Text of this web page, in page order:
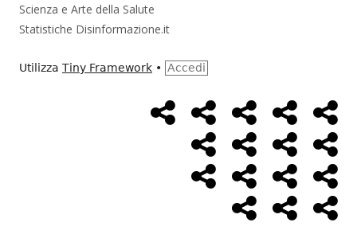
Scienza e Arte della Salute
Statistiche Disinformazione.it
Utilizza Tiny Framework • Accedi
MenùHome
Page
Alimentazione
AmbienteBambini
Cancro ControlloEconomia
FarmaciMassoneriaNWO
Salute Storia